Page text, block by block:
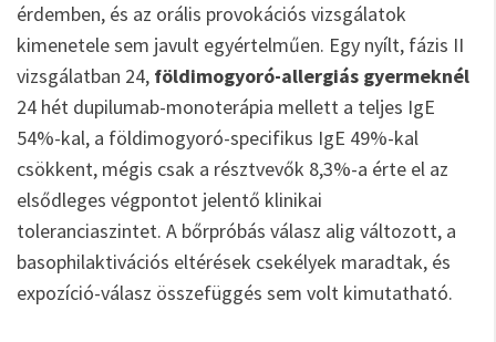
érdemben, és az orális provokációs vizsgálatok
kimenetele sem javult egyértelműen. Egy nyílt, fázis II
vizsgálatban 24, földimogyoró-allergiás gyermeknél
24 hét dupilumab-monoterápia mellett a teljes IgE
54%-kal, a földimogyoró-specifikus IgE 49%-kal
csökkent, mégis csak a résztvevők 8,3%-a érte el az
elsődleges végpontot jelentő klinikai
toleranciaszintet. A bőrpróbás válasz alig változott, a
basophilaktivációs eltérések csekélyek maradtak, és
expozíció-válasz összefüggés sem volt kimutatható.